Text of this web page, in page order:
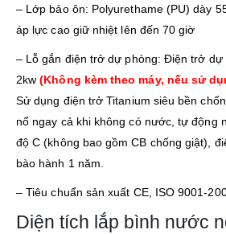
– Lớp bảo ôn: Polyurethame (PU) dày
áp lực cao giữ nhiệt lên đến 70 giờ
– Lỗ gắn điện trở dự phòng: Điện trở dự
2kw(Không kèm theo máy, nếu sử
Sử dụng điện trở Titanium siêu bền
nổ ngay cả khi không có nước, tự động
độ C (không bao gồm CB chống giật),
bào hành 1 năm.
– Tiêu chuẩn sản xuất CE, ISO 9001-
Diện tích lắp bình nước